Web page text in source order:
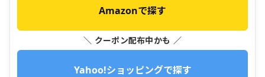
Amazonで探す
＼ クーポン配布中かも ／
Yahoo!ショッピングで探す